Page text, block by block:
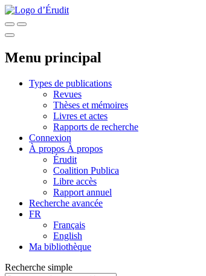
Menu principal
Types de publications
Revues
Thèses et mémoires
Livres et actes
Rapports de recherche
Connexion
À propos À propos
Érudit
Coalition Publica
Libre accès
Rapport annuel
Recherche avancée
FR
Français
English
Ma bibliothèque
Recherche simple